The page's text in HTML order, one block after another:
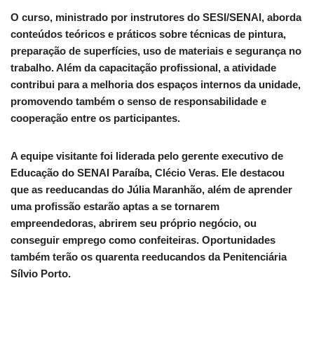
O curso, ministrado por instrutores do SESI/SENAI, aborda
conteúdos teóricos e práticos sobre técnicas de pintura,
preparação de superfícies, uso de materiais e segurança no
trabalho. Além da capacitação profissional, a atividade
contribui para a melhoria dos espaços internos da unidade,
promovendo também o senso de responsabilidade e
cooperação entre os participantes.
A equipe visitante foi liderada pelo gerente executivo de
Educação do SENAI Paraíba, Clécio Veras. Ele destacou
que as reeducandas do Júlia Maranhão, além de aprender
uma profissão estarão aptas a se tornarem
empreendedoras, abrirem seu próprio negócio, ou
conseguir emprego como confeiteiras. Oportunidades
também terão os quarenta reeducandos da Penitenciária
Sílvio Porto.